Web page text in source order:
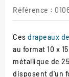
Référence :
Ces drapeaux
au format 10 x
métallique de
disposent d'un